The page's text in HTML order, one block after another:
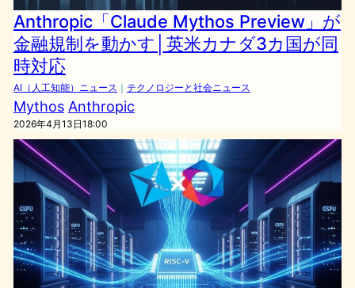
Anthropic「Claude Mythos Preview」が
金融規制を動かす│英米カナダ3カ国が同
時対応
AI（人工知能）ニュース ｜ テクノロジーと社会ニュース
Mythos Anthropic
2026年4月13日18:00